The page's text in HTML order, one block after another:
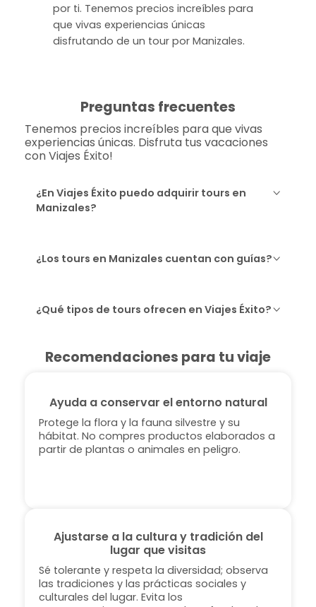
por ti. Tenemos precios increíbles para
que vivas experiencias únicas
disfrutando de un tour por Manizales.
Preguntas frecuentes
Tenemos precios increíbles para que vivas
experiencias únicas. Disfruta tus vacaciones
con Viajes Éxito!
¿En Viajes Éxito puedo adquirir tours en
Manizales?
¿Los tours en Manizales cuentan con guías?
¿Qué tipos de tours ofrecen en Viajes Éxito?
Recomendaciones para tu viaje
Ayuda a conservar el entorno natural
Protege la flora y la fauna silvestre y su
hábitat. No compres productos elaborados a
partir de plantas o animales en peligro.
Ajustarse a la cultura y tradición del
lugar que visitas
Sé tolerante y respeta la diversidad; observa
las tradiciones y las prácticas sociales y
culturales del lugar. Evita los